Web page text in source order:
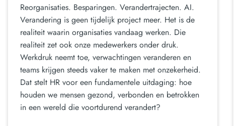
Reorganisaties. Besparingen. Verandertrajecten. AI.
Verandering is geen tijdelijk project meer. Het is de
realiteit waarin organisaties vandaag werken. Die
realiteit zet ook onze medewerkers onder druk.
Werkdruk neemt toe, verwachtingen veranderen en
teams krijgen steeds vaker te maken met onzekerheid.
Dat stelt HR voor een fundamentele uitdaging: hoe
houden we mensen gezond, verbonden en betrokken
in een wereld die voortdurend verandert?